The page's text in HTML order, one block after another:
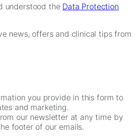
understood the Data Protection
news, offers and clinical tips from
you provide in this form to
and marketing.
our newsletter at any time by
footer of our emails.